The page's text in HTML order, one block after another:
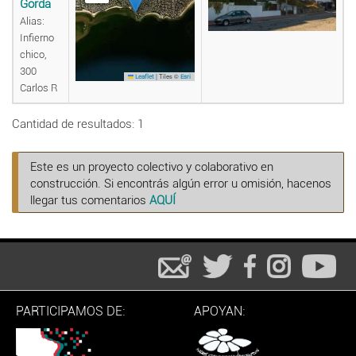
Gorda
Alias:
Infierno
chico,
300
Carlos R
Leaflet |Tiles © Esri
Cantidad de resultados: 1
Este es un proyecto colectivo y colaborativo en
construcción. Si encontrás algún error u omisión, hacenos
llegar tus comentarios AQUÍ
PARTICIPAMOS DE: APOYAN: